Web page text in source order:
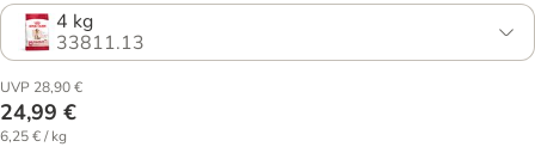
4 kg
33811.13
UVP 28,90 €
24,99 €
6,25 € / kg